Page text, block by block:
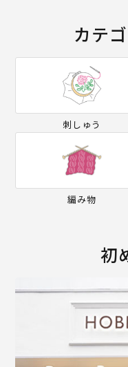
カテ
刺しゅう
編み物
初